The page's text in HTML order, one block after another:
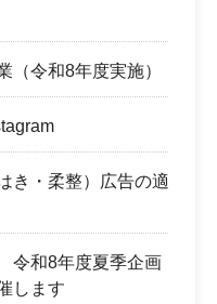
（令和8年度実施）
き・柔整）広告の適
令和8年度夏季企画
します